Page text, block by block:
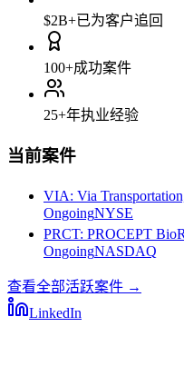
$2B+已为客户追回
100+成功案件
25+年执业经验
当前案件
VIA: Via
OngoingNYSE
PRCT: PROCEPT
OngoingNASDAQ
查看全部活跃案件 →
LinkedIn